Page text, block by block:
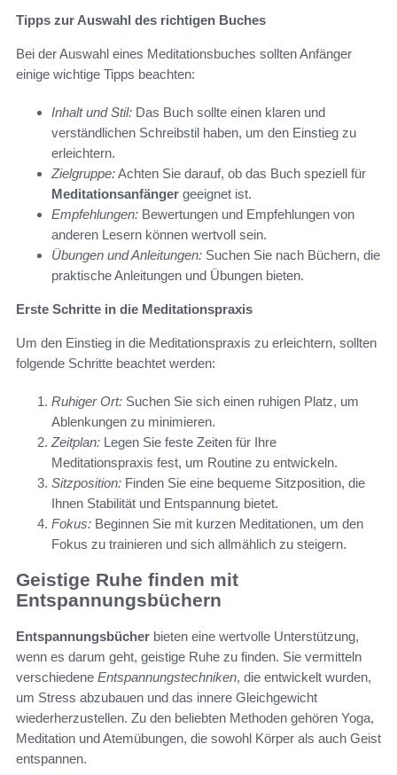
Tipps zur Auswahl des richtigen Buches
Bei der Auswahl eines Meditationsbuches sollten Anfänger
einige wichtige Tipps beachten:
Inhalt und Stil: Das Buch sollte einen klaren und
verständlichen Schreibstil haben, um den Einstieg zu
erleichtern.
Zielgruppe:Achten Sie darauf, ob das Buch speziell für
Meditationsanfänger geeignet ist.
Empfehlungen: Bewertungen und Empfehlungen von
anderen Lesern können wertvoll sein.
Übungen und Anleitungen: Suchen Sie nach Büchern, die
praktische Anleitungen und Übungen bieten.
Erste Schritte in die Meditationspraxis
Um den Einstieg in die Meditationspraxis zu erleichtern, sollten
folgende Schritte beachtet werden:
Ruhiger Ort: Suchen Sie sich einen ruhigen Platz, um
Ablenkungen zu minimieren.
Zeitplan: Legen Sie feste Zeiten für Ihre
Meditationspraxis fest, um Routine zu entwickeln.
Sitzposition: Finden Sie eine bequeme Sitzposition, die
Ihnen Stabilität und Entspannung bietet.
Fokus: Beginnen Sie mit kurzen Meditationen, um den
Fokus zu trainieren und sich allmählich zu steigern.
Geistige Ruhe finden mit
Entspannungsbüchern
Entspannungsbücher bieten eine wertvolle Unterstützung,
wenn es darum geht, geistige Ruhe zu finden. Sie vermitteln
verschiedene Entspannungstechniken, die entwickelt wurden,
um Stress abzubauen und das innere Gleichgewicht
wiederherzustellen. Zu den beliebten Methoden gehören Yoga,
Meditation und Atemübungen, die sowohl Körper als auch Geist
entspannen.